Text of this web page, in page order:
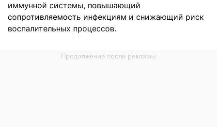
иммунной системы, повышающий
сопротивляемость инфекциям и снижающий риск
воспалительных процессов.